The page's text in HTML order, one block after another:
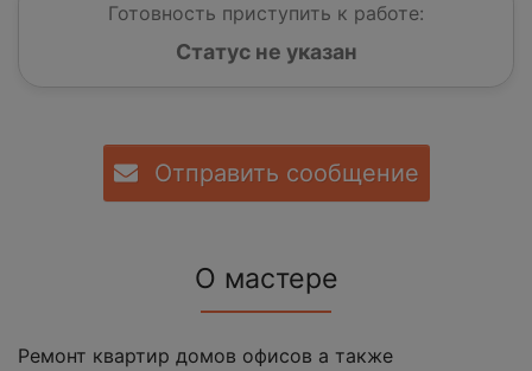
Готовность приступить к работе:
Статус не указан
Отправить сообщение
О мастере
Ремонт квартир домов офисов а также